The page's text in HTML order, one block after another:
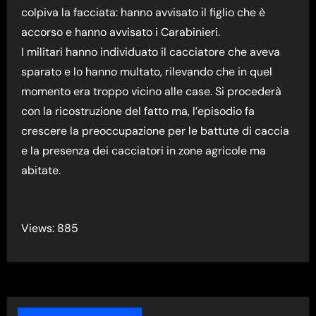
colpiva la facciata: hanno avvisato il figlio che è
accorso e hanno avvisato i Carabinieri.
I militari hanno individuato il cacciatore che aveva
sparato e lo hanno multato, rilevando che in quel
momento era troppo vicino alle case. Si procederà
con la ricostruzione del fatto ma, l’episodio fa
crescere la preoccupazione per le battute di caccia
e la presenza dei cacciatori in zone agricole ma
abitate.
Views: 885